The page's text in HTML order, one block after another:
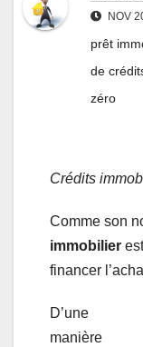
NOV
prêt
de
zéro
Crédits
Comme son
immobilier
financer
D’une
manière